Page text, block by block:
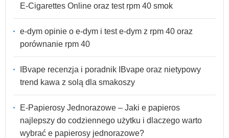
E-Cigarettes Online oraz test rpm 40 smok
e-dym opinie o e-dym i test e-dym z rpm 40 oraz
porównanie rpm 40
IBvape recenzja i poradnik IBvape oraz nietypowy
trend kawa z solą dla smakoszy
E-Papierosy Jednorazowe – Jaki e papieros
najlepszy do codziennego użytku i dlaczego warto
wybrać e papierosy jednorazowe?